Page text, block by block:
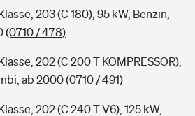
203 (C 180), 95 kW, Benzin,
(0710 / 478)
202 (C 200 T KOMPRESSOR),
ab 2000(0710 / 491)
202 (C 240 T V6), 125 kW,